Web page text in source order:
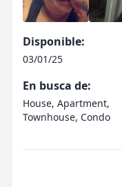
Disponible:
03/01/25
En busca de:
House, Apartment,
Townhouse, Condo